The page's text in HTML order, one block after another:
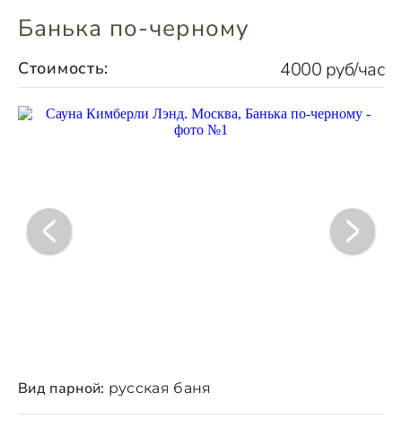
Банька по-черному
Стоимость: 4000 руб/час
Вид парной: русская баня